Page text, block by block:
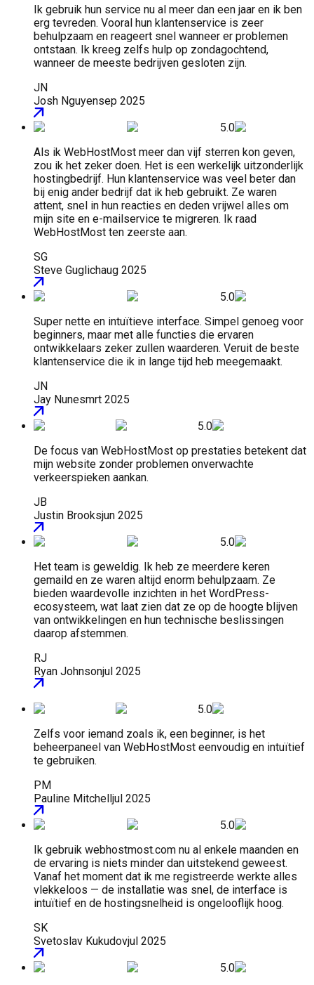
Ik gebruik hun service nu al meer dan een jaar en ik ben
erg tevreden. Vooral hun klantenservice is zeer
behulpzaam en reageert snel wanneer er problemen
ontstaan. Ik kreeg zelfs hulp op zondagochtend,
wanneer de meeste bedrijven gesloten zijn.
JN
Josh Nguyensep 2025
5.0
Als ik WebHostMost meer dan vijf sterren kon geven,
zou ik het zeker doen. Het is een werkelijk uitzonderlijk
hostingbedrijf. Hun klantenservice was veel beter dan
bij enig ander bedrijf dat ik heb gebruikt. Ze waren
attent, snel in hun reacties en deden vrijwel alles om
mijn site en e-mailservice te migreren. Ik raad
WebHostMost ten zeerste aan.
SG
Steve Guglichaug 2025
5.0
Super nette en intuïtieve interface. Simpel genoeg voor
beginners, maar met alle functies die ervaren
ontwikkelaars zeker zullen waarderen. Veruit de beste
klantenservice die ik in lange tijd heb meegemaakt.
JN
Jay Nunesmrt 2025
5.0
De focus van WebHostMost op prestaties betekent dat
mijn website zonder problemen onverwachte
verkeerspieken aankan.
JB
Justin Brooksjun 2025
5.0
Het team is geweldig. Ik heb ze meerdere keren
gemaild en ze waren altijd enorm behulpzaam. Ze
bieden waardevolle inzichten in het WordPress-
ecosysteem, wat laat zien dat ze op de hoogte blijven
van ontwikkelingen en hun technische beslissingen
daarop afstemmen.
RJ
Ryan Johnsonjul 2025
5.0
Zelfs voor iemand zoals ik, een beginner, is het
beheerpaneel van WebHostMost eenvoudig en intuïtief
te gebruiken.
PM
Pauline Mitchell jul 2025
5.0
Ik gebruik webhostmost.com nu al enkele maanden en
de ervaring is niets minder dan uitstekend geweest.
Vanaf het moment dat ik me registreerde werkte alles
vlekkeloos — de installatie was snel, de interface is
intuïtief en de hostingsnelheid is ongelooflijk hoog.
SK
Svetoslav Kukudovjul 2025
5.0